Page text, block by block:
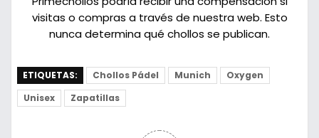
visitas o compras a través de nuestra web. Esto
nunca determina qué chollos se publican.
ETIQUETAS: Chollos Pádel Munich
Oxygen
Unisex
Zapatillas